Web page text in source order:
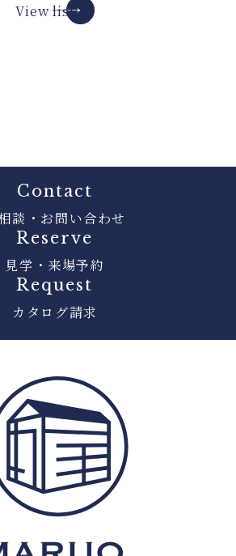
View list
Contact
談・お問い合わせ
Reserve
見学・来場予約
Request
カタログ請求